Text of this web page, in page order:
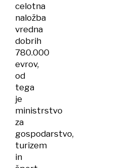
celotna
naložba
vredna
dobrih
780.000
evrov,
od
tega
je
ministrstvo
za
gospodarstvo,
turizem
in